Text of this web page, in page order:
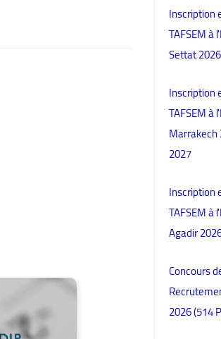
Inscription
TAFSEM à
Settat
Inscription
TAFSEM à
2027
Inscription
TAFSEM à
Agadir
Concours
2026 (514